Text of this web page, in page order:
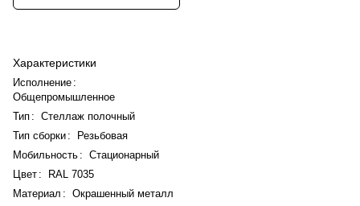
Характеристики
Исполнение :
Общепромышленное
Тип : Стеллаж полочный
Тип сборки:
Резьбовая
Мобильность : Стационарный
Цвет :
RAL 7035
Материал : Окрашенный металл